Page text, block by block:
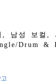
, 남성 보컬,
Drum &